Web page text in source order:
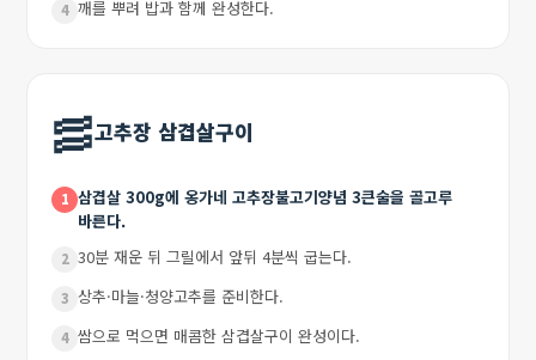
4 깨를 뿌려 밥과 함께 완성한다.
🥓고추장 삼겹살구이
1 삼겹살 300g에 옹가네 고추장불고기양념 3큰술을 골고루
바른다.
2 30분 재운 뒤 그릴에서 앞뒤 4분씩 굽는다.
3 상추·마늘·청양고추를 준비한다.
4 쌈으로 먹으면 매콤한 삼겹살구이 완성이다.